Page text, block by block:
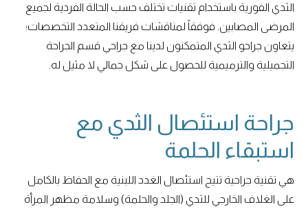
الثدي الفورية باستخدام تقنيات تختلف حسب الحالة الفردية لجميع
المرضى المصابين. فوفقاً لمناقشات فريقنا المتعدد التخصصات؛
يتعاون جراحو الثدي المتمكنون لدينا مع جراحي قسم الجراحة
التجميلية والترميمية للحصول على شكل جمالي لا مثيل له.
جراحة استئصال الثدي مع
استبقاء الحلمة
هي تقنية جراحية تتيح استئصال الغدد اللبنية مع الحفاظ بالكامل
على الغلاف الخارجي للثدي (الجلد والحلمة) وسلامة مظهر المرأة